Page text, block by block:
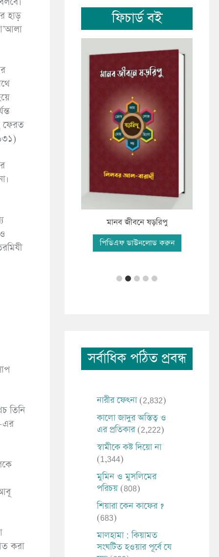
হাড়
ফেরত
তিনি
এর
করা
ফিচার্ড বই
মানব সমাচার
ডাউনলোড করুন
মানব জীবনে ষড়রিপু
পিডিএফ ডাউনলোড করুন
সর্বাধিক পঠিত প্রবন্ধ
নারীর ফেৎনা (2,832)
কালো জাদুর অস্তিত্ব ও
এর প্রতিকার (2,222)
স্বামীকে কষ্ট দিয়ো না
(1,344)
মুমিন ও মুসলিমের
পরিচয় (808)
শিয়ারা কেন কাফের ?
(683)
মালহামা : কিয়ামত
সংঘটিত হওয়ার পূর্বে যে